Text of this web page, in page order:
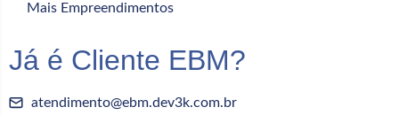
Mais Empreendimentos
Já é Cliente EBM?
atendimento@ebm.dev3k.com.br